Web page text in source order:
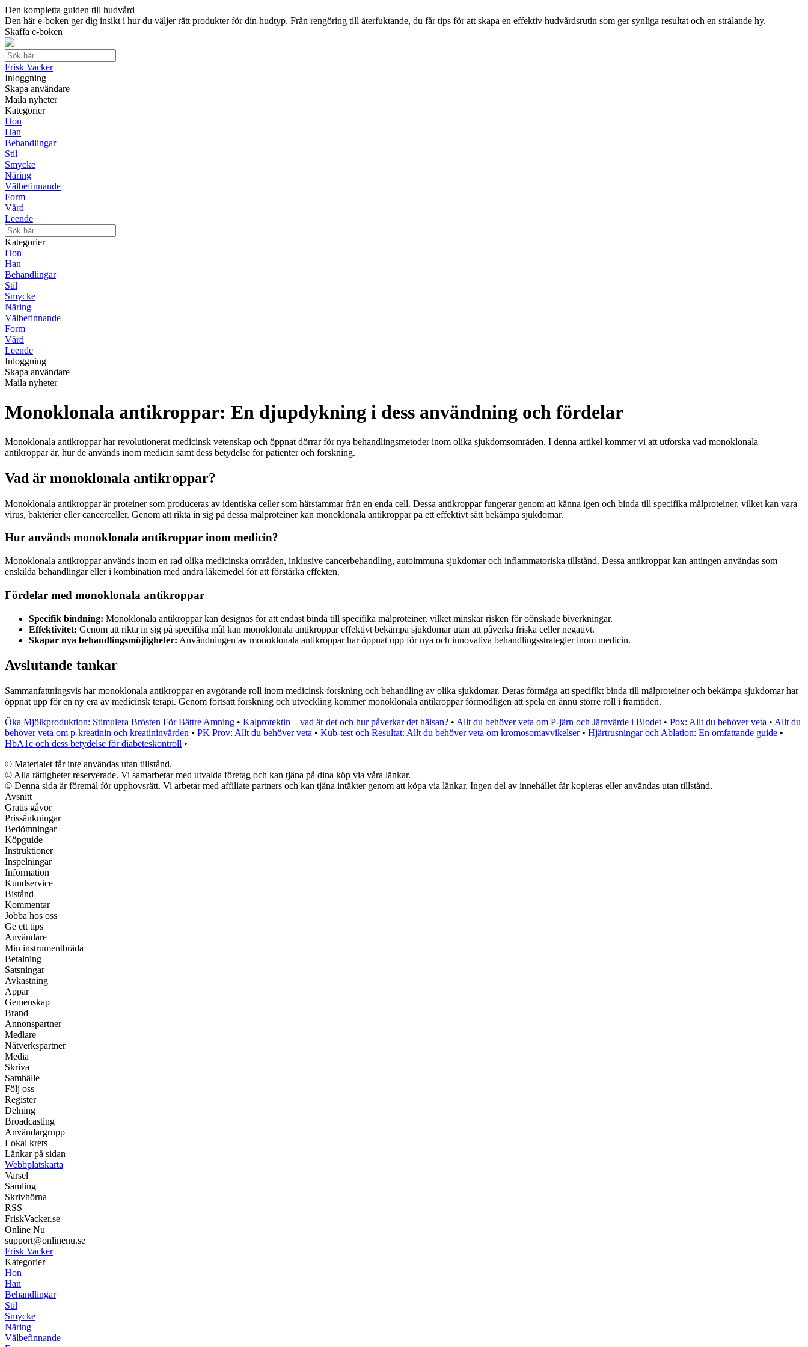
Den kompletta guiden till hudvård
Den här e-boken ger dig insikt i hur du väljer rätt produkter för din hudtyp. Från rengöring till återfuktande, du får tips för att skapa en effektiv hudvårdsrutin som ger synliga resultat och en strålande hy.
Skaffa e-boken
Frisk Vacker
Inloggning
Skapa användare
Maila nyheter
Kategorier
Hon
Han
Behandlingar
Stil
Smycke
Näring
Välbefinnande
Form
Vård
Leende
Kategorier
Hon
Han
Behandlingar
Stil
Smycke
Näring
Välbefinnande
Form
Vård
Leende
Inloggning
Skapa användare
Maila nyheter
Monoklonala antikroppar: En djupdykning i dess användning och fördelar
Monoklonala antikroppar har revolutionerat medicinsk vetenskap och öppnat dörrar för nya behandlingsmetoder inom olika sjukdomsområden. I denna artikel kommer vi att utforska vad monoklonala
antikroppar är, hur de används inom medicin samt dess betydelse för patienter och forskning.
Vad är monoklonala antikroppar?
Monoklonala antikroppar är proteiner som produceras av identiska celler som härstammar från en enda cell. Dessa antikroppar fungerar genom att känna igen och binda till specifika målproteiner, vilket kan vara
virus, bakterier eller cancerceller. Genom att rikta in sig på dessa målproteiner kan monoklonala antikroppar på ett effektivt sätt bekämpa sjukdomar.
Hur används monoklonala antikroppar inom medicin?
Monoklonala antikroppar används inom en rad olika medicinska områden, inklusive cancerbehandling, autoimmuna sjukdomar och inflammatoriska tillstånd. Dessa antikroppar kan antingen användas som
enskilda behandlingar eller i kombination med andra läkemedel för att förstärka effekten.
Fördelar med monoklonala antikroppar
Specifik bindning: Monoklonala antikroppar kan designas för att endast binda till specifika målproteiner, vilket minskar risken för oönskade biverkningar.
Effektivitet: Genom att rikta in sig på specifika mål kan monoklonala antikroppar effektivt bekämpa sjukdomar utan att påverka friska celler negativt.
Skapar nya behandlingsmöjligheter: Användningen av monoklonala antikroppar har öppnat upp för nya och innovativa behandlingsstrategier inom medicin.
Avslutande tankar
Sammanfattningsvis har monoklonala antikroppar en avgörande roll inom medicinsk forskning och behandling av olika sjukdomar. Deras förmåga att specifikt binda till målproteiner och bekämpa sjukdomar har
öppnat upp för en ny era av medicinsk terapi. Genom fortsatt forskning och utveckling kommer monoklonala antikroppar förmodligen att spela en ännu större roll i framtiden.
Öka Mjölkproduktion: Stimulera Brösten För Bättre Amning • Kalprotektin – vad är det och hur påverkar det hälsan? • Allt du behöver veta om P-järn och Järnvärde i Blodet • Pox: Allt du behöver veta • Allt du
behöver veta om p-kreatinin och kreatininvärden • PK Prov: Allt du behöver veta • Kub-test och Resultat: Allt du behöver veta om kromosomavvikelser• Hjärtrusningar och Ablation: En omfattande guide •
HbA1c och dess betydelse för diabeteskontroll •
© Materialet får inte användas utan tillstånd.
© Alla rättigheter reserverade. Vi samarbetar med utvalda företag och kan tjäna på dina köp via våra länkar.
© Denna sida är föremål för upphovsrätt. Vi arbetar med affiliate partners och kan tjäna intäkter genom att köpa via länkar. Ingen del av innehållet får kopieras eller användas utan tillstånd.
Avsnitt
Gratis gåvor
Prissänkningar
Bedömningar
Köpguide
Instruktioner
Inspelningar
Information
Kundservice
Bistånd
Kommentar
Jobba hos oss
Ge ett tips
Användare
Min instrumentbräda
Betalning
Satsningar
Avkastning
Appar
Gemenskap
Brand
Annonspartner
Medlare
Nätverkspartner
Media
Skriva
Samhälle
Följ oss
Register
Delning
Broadcasting
Användargrupp
Lokal krets
Länkar på sidan
Webbplatskarta
Varsel
Samling
Skrivhörna
RSS
FriskVacker.se
Online Nu
support@onlinenu.se
Frisk Vacker
Kategorier
Hon
Han
Behandlingar
Stil
Smycke
Näring
Välbefinnande